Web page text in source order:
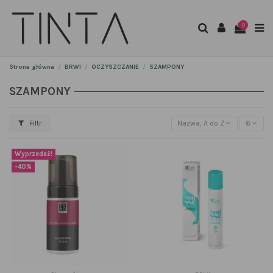
0
Strona główna BRWI OCZYSZCZANIE SZAMPONY
SZAMPONY
Filtr Nazwa, A do Z 6
Wyprzedaż!
-40%